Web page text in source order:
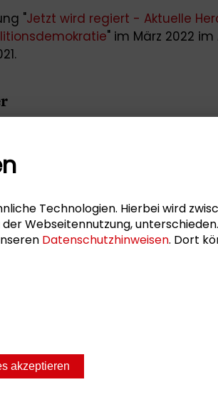
"Jetzt wird regiert - Aktuelle
" im März 2022
Impressum
Technologien. Hierbei wird
Webseitennutzung, unterschieden.
Datenschutzhinweisen. Dort
akzeptieren